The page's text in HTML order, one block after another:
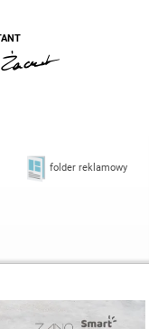
folder reklamowy